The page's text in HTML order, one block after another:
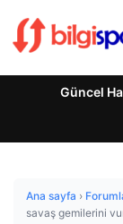
Güncel
Ana sayfa ›
savaş gemilerini